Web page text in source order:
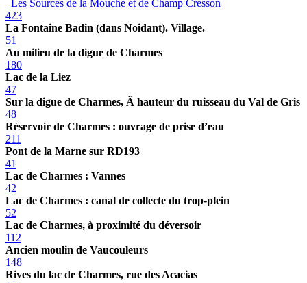
Les Sources de la Mouche et de Champ Cresson
423
La Fontaine Badin (dans Noidant). Village.
51
Au milieu de la digue de Charmes
180
Lac de la Liez
47
Sur la digue de Charmes, Ã hauteur du ruisseau du Val de Gris
48
Réservoir de Charmes : ouvrage de prise d’eau
211
Pont de la Marne sur RD193
41
Lac de Charmes : Vannes
42
Lac de Charmes : canal de collecte du trop-plein
52
Lac de Charmes, à proximité du déversoir
112
Ancien moulin de Vaucouleurs
148
Rives du lac de Charmes, rue des Acacias